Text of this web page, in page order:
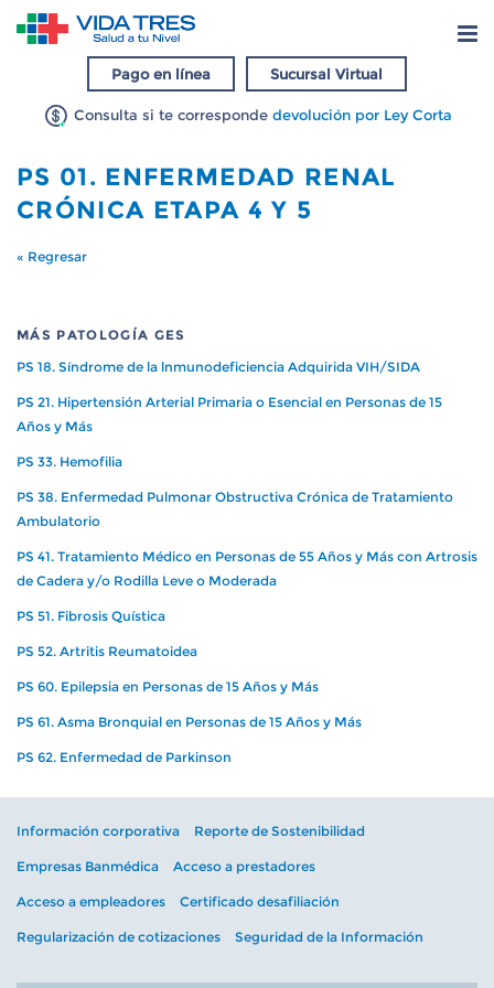
Pago en línea Sucursal Virtual
Consulta si te corresponde devolución por Ley Corta
PS 01. ENFERMEDAD RENAL
CRÓNICA ETAPA 4 Y 5
« Regresar
MÁS PATOLOGÍA GES
PS 18. Síndrome de la lnmunodeficiencia Adquirida VIH/SIDA
PS 21. Hipertensión Arterial Primaria o Esencial en Personas de 15
Años y Más
PS 33. Hemofilia
PS 38. Enfermedad Pulmonar Obstructiva Crónica de Tratamiento
Ambulatorio
PS 41. Tratamiento Médico en Personas de 55 Años y Más con Artrosis
de Cadera y/o Rodilla Leve o Moderada
PS 51. Fibrosis Quística
PS 52. Artritis Reumatoidea
PS 60. Epilepsia en Personas de 15 Años y Más
PS 61. Asma Bronquial en Personas de 15 Años y Más
PS 62. Enfermedad de Parkinson
Información corporativa Reporte de Sostenibilidad
Empresas Banmédica Acceso a prestadores
Acceso a empleadores Certificado desafiliación
Regularización de cotizaciones Seguridad de la Información